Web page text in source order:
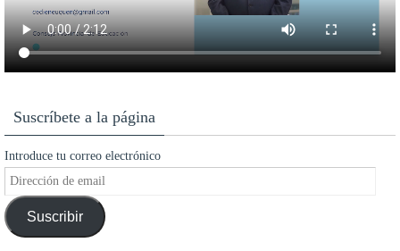
Suscríbete a la página
Introduce tu correo electrónico
Dirección
de
emailSuscribir